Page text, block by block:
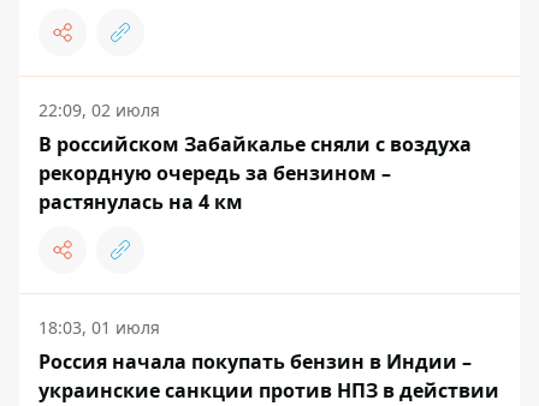
22:09, 02 июля
В российском Забайкалье сняли с воздуха
рекордную очередь за бензином –
растянулась на 4 км
18:03, 01 июля
Россия начала покупать бензин в Индии –
украинские санкции против НПЗ в действии